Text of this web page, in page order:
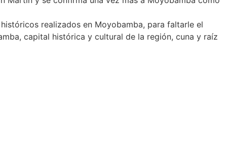
realizados en Moyobamba, para faltarle el
capital histórica y cultural de la región, cuna y raíz